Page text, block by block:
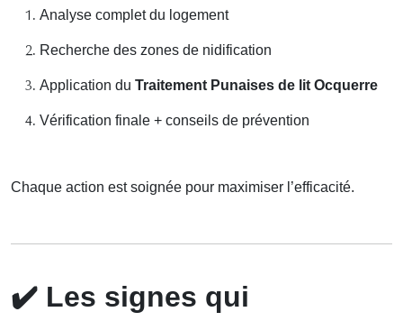
Analyse complet du logement
Recherche des zones de nidification
Application du Traitement Punaises de lit Ocquerre
Vérification finale + conseils de prévention
Chaque action est soignée pour maximiser l’efficacité.
✔️ Les signes qui